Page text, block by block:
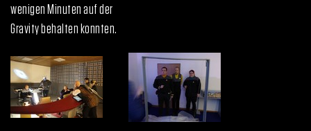
wenigen Minuten auf der
Gravity behalten konnten.